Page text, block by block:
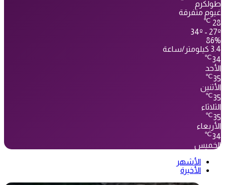
طولكرم
غيوم متفرقة
28
℃
34º - 27º
86%
3.4 كيلومتر/ساعة
34
℃
الأحد
35
℃
الأثنين
35
℃
الثلاثاء
35
℃
الأربعاء
34
℃
الخميس
الأشهر
الأخيرة